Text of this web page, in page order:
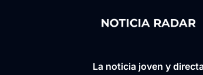
La noticia joven y